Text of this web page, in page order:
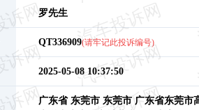
罗先生
QT336909(请牢记此投诉编号)
2025-05-08 10:37:50
广东省 东莞市 东莞市 广东省东莞市